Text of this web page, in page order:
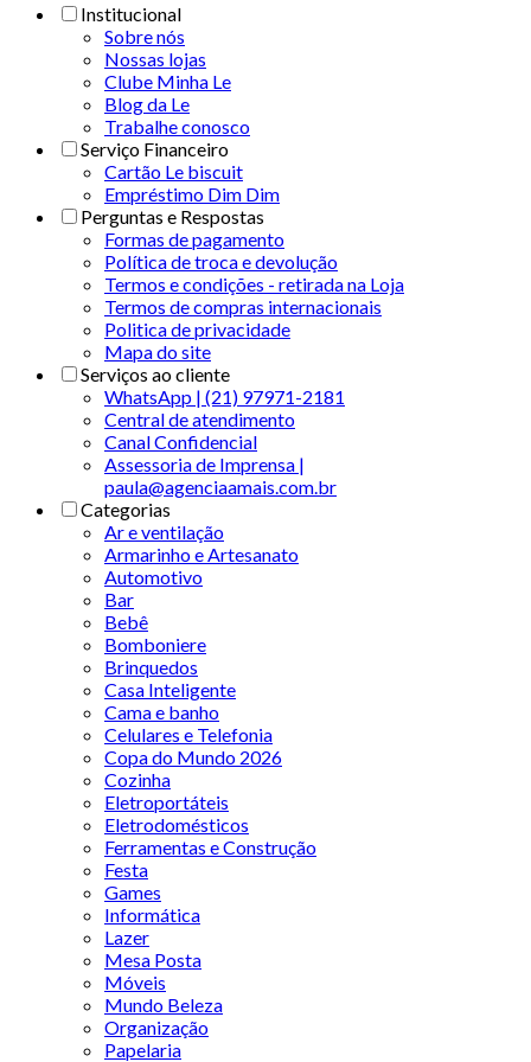
Institucional
Sobre nós
Nossas lojas
Clube Minha Le
Blog da Le
Trabalhe conosco
Serviço Financeiro
Cartão Le biscuit
Empréstimo Dim Dim
Perguntas e Respostas
Formas de pagamento
Política de troca e devolução
Termos e condições - retirada na Loja
Termos de compras internacionais
Politica de privacidade
Mapa do site
Serviços ao cliente
WhatsApp | (21) 97971-2181
Central de atendimento
Canal Confidencial
Assessoria de Imprensa |
paula@agenciaamais.com.br
Categorias
Ar e ventilação
Armarinho e Artesanato
Automotivo
Bar
Bebê
Bomboniere
Brinquedos
Casa Inteligente
Cama e banho
Celulares e Telefonia
Copa do Mundo 2026
Cozinha
Eletroportáteis
Eletrodomésticos
Ferramentas e Construção
Festa
Games
Informática
Lazer
Mesa Posta
Móveis
Mundo Beleza
Organização
Papelaria